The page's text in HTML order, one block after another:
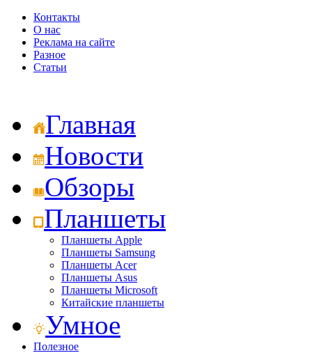
Контакты
О нас
Реклама на сайте
Разное
Статьи
Главная
Новости
Обзоры
Планшеты
Планшеты Apple
Планшеты Samsung
Планшеты Acer
Планшеты Asus
Планшеты Microsoft
Китайские планшеты
Умное
Полезное